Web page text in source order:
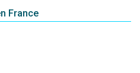
France